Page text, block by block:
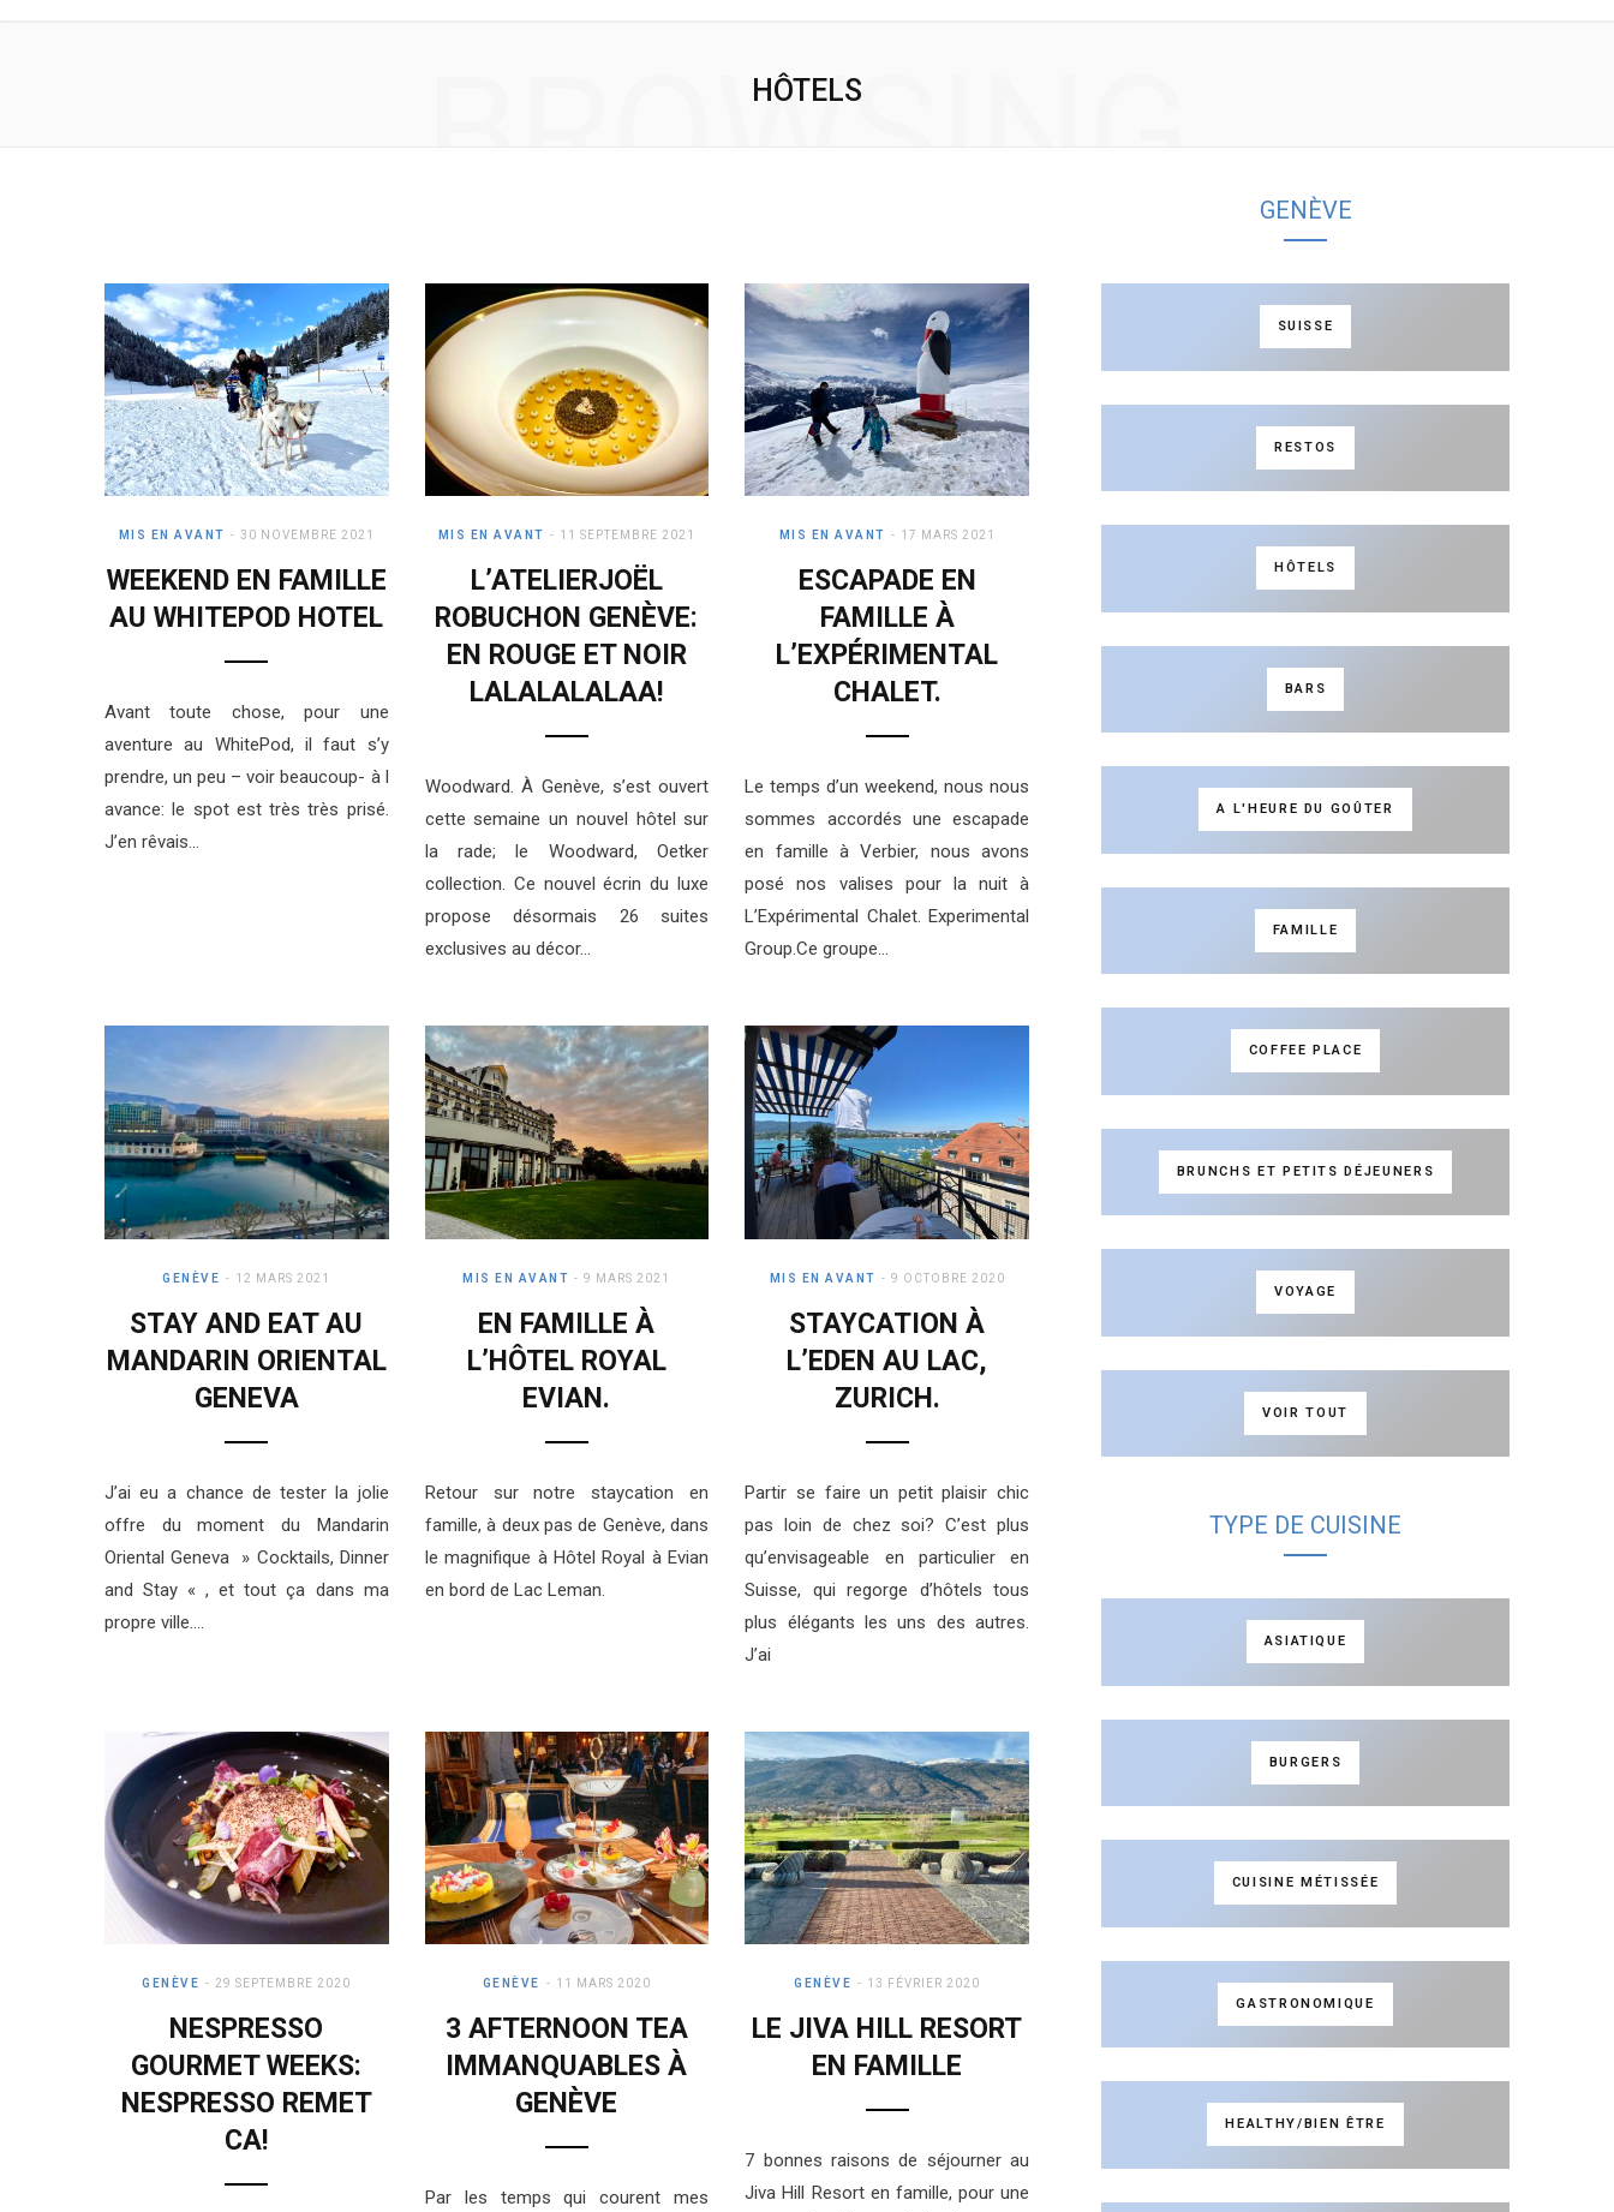
HÔTELS
BROWSING
MIS EN AVANT 30 NOVEMBRE 2021
WEEKEND EN FAMILLE
AU WHITEPOD HOTEL
Avant toute chose, pour une
aventure au WhitePod, il faut s’y
prendre, un peu – voir beaucoup- à l
avance: le spot est très très prisé.
J’en rêvais…
MIS EN AVANT 11 SEPTEMBRE 2021
L’ATELIERJOËL
ROBUCHON GENÈVE:
EN ROUGE ET NOIR
LALALALALAA!
Woodward. À Genève, s’est ouvert
cette semaine un nouvel hôtel sur
la rade; le Woodward, Oetker
collection. Ce nouvel écrin du luxe
propose désormais 26 suites
exclusives au décor…
MIS EN AVANT 17 MARS 2021
ESCAPADE EN
FAMILLE À
L’EXPÉRIMENTAL
CHALET.
Le temps d’un weekend, nous nous
sommes accordés une escapade
en famille à Verbier, nous avons
posé nos valises pour la nuit à
L’Expérimental Chalet. Experimental
Group.Ce groupe…
GENÈVE 12 MARS 2021
STAY AND EAT AU
MANDARIN ORIENTAL
GENEVA
J’ai eu a chance de tester la jolie
offre du moment du Mandarin
Oriental Geneva » Cocktails, Dinner
and Stay « , et tout ça dans ma
propre ville.…
MIS EN AVANT 9 MARS 2021
EN FAMILLE À
L’HÔTEL ROYAL
EVIAN.
Retour sur notre staycation en
famille, à deux pas de Genève, dans
le magnifique à Hôtel Royal à Evian
en bord de Lac Leman.
MIS EN AVANT 9 OCTOBRE 2020
STAYCATION À
L’EDEN AU LAC,
ZURICH.
Partir se faire un petit plaisir chic
pas loin de chez soi? C’est plus
qu’envisageable en particulier en
Suisse, qui regorge d’hôtels tous
plus élégants les uns des autres.
J’ai
GENÈVE 29 SEPTEMBRE 2020
NESPRESSO
GOURMET WEEKS:
NESPRESSO REMET
CA!
GENÈVE 11 MARS 2020
3 AFTERNOON TEA
IMMANQUABLES À
GENÈVE
Par les temps qui courent mes
GENÈVE 13 FÉVRIER 2020
LE JIVA HILL RESORT
EN FAMILLE
7 bonnes raisons de séjourner au
Jiva Hill Resort en famille, pour une
GENÈVE
SUISSE
RESTOS
HÔTELS
BARS
A L'HEURE DU GOÛTER
FAMILLE
COFFEE PLACE
BRUNCHS ET PETITS DÉJEUNERS
VOYAGE
VOIR TOUT
TYPE DE CUISINE
ASIATIQUE
BURGERS
CUISINE MÉTISSÉE
GASTRONOMIQUE
HEALTHY/BIEN ÊTRE